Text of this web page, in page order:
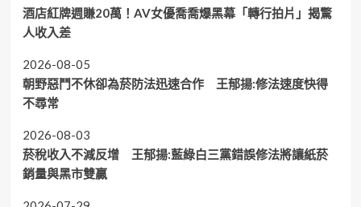
酒店紅牌週賺20萬！AV女優喬喬爆黑幕「轉行拍片」揭驚
人收入差
2026-08-05
朝野惡鬥不休卻為菸防法迅速合作 王郁揚:修法速度快得
不尋常
2026-08-03
菸稅收入不減反增 王郁揚:藍綠白三黨錯誤修法將讓紙菸
銷量與黑市雙贏